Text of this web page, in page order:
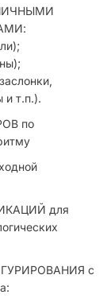
и т.п.).
по
для
с